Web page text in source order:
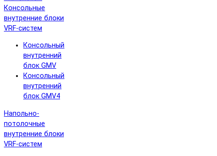
Консольные
внутренние блоки
VRF-систем
Консольный
внутренний
блок GMV
Консольный
внутренний
блок GMV4
Напольно-
потолочные
внутренние блоки
VRF-систем